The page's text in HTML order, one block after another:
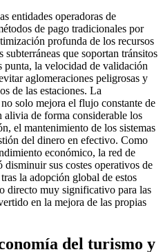
entidades operadoras de
de pago tradicionales por
profunda de los recursos
que soportan tránsitos
punta, la velocidad de validación
aglomeraciones peligrosas y
de las estaciones. La
solo mejora el flujo constante de
alivia de forma considerable los
el mantenimiento de los sistemas
del dinero en efectivo. Como
económico, la red de
sus costes operativos de
la adopción global de estos
directo muy significativo para las
en la mejora de las propias
del turismo y